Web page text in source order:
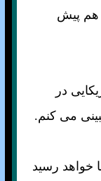
هم پيش
در
می کنم.
خواهد رسيد